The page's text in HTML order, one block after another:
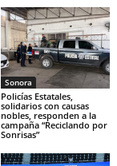
Sonora
Policías Estatales,
solidarios con causas
nobles, responden a la
campaña “Reciclando por
Sonrisas”